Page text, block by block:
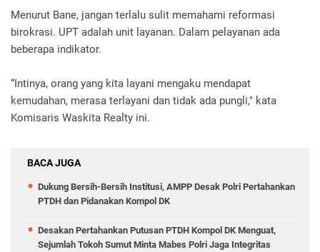
Menurut Bane, jangan terlalu sulit memahami reformasi
birokrasi. UPT adalah unit layanan. Dalam pelayanan ada
beberapa indikator.
“Intinya, orang yang kita layani mengaku mendapat
kemudahan, merasa terlayani dan tidak ada pungli," kata
Komisaris Waskita Realty ini.
BACA JUGA
Dukung Bersih-Bersih Institusi, AMPP Desak Polri Pertahankan
PTDH dan Pidanakan Kompol DK
Desakan Pertahankan Putusan PTDH Kompol DK Menguat,
Sejumlah Tokoh Sumut Minta Mabes Polri Jaga Integritas